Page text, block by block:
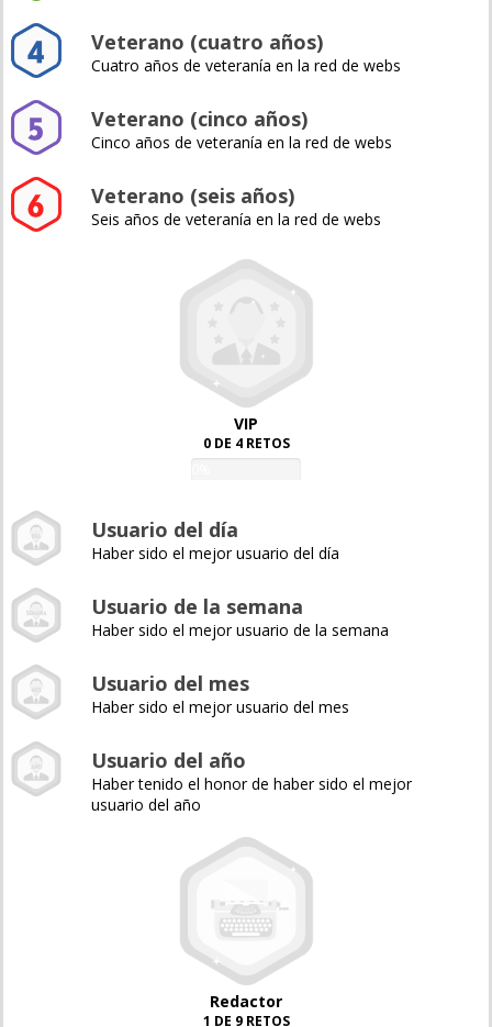
Veterano (cuatro años)
Cuatro años de veteranía en la red de webs
Veterano (cinco años)
Cinco años de veteranía en la red de webs
Veterano (seis años)
Seis años de veteranía en la red de webs
VIP
0 DE 4 RETOS
Usuario del día
Haber sido el mejor usuario del día
Usuario de la semana
Haber sido el mejor usuario de la semana
Usuario del mes
Haber sido el mejor usuario del mes
Usuario del año
Haber tenido el honor de haber sido el mejor
usuario del año
Redactor
1 DE 9 RETOS